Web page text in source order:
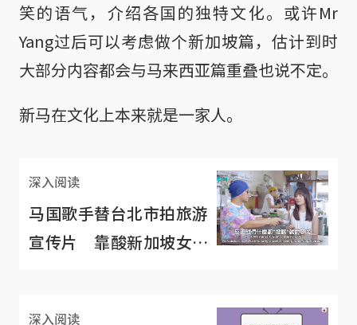
笑的语气，介绍各国的独特文化。或许Mr
Yang过后可以考虑做个新加坡篇，估计到时
大部分内容都会与马来西亚篇重叠也说不定。
新马在文化上本来就是一家人。
深入阅读
马国歌手替台北市拍旅游
宣传片 靠酸新加坡女生
深入阅读